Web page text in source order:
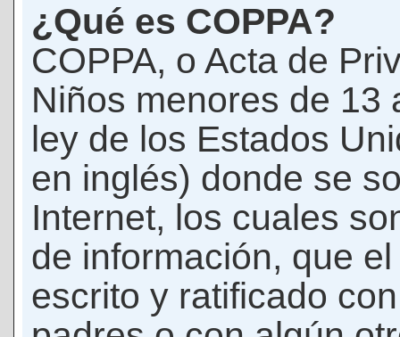
¿Qué es COPPA?
COPPA, o Acta de
Niños menores de 13
ley de los Estados
en inglés) donde se
Internet, los cuales
de información, que
escrito y ratificado